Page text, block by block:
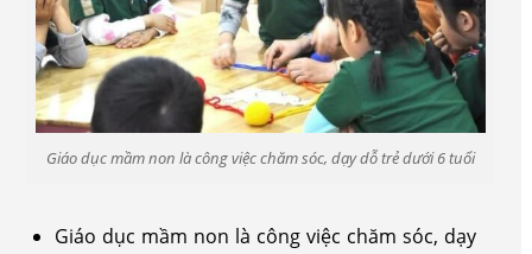
Giáo dục mầm non là công việc chăm sóc, dạy dỗ trẻ dưới 6 tuổi
Giáo dục mầm non là công việc chăm sóc, dạy